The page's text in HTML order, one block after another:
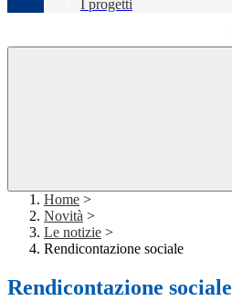
I progetti
Home >
Novità >
Le notizie >
Rendicontazione sociale
Rendicontazione sociale